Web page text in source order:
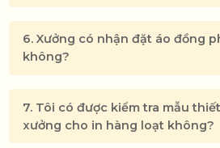
6. Xưởng có nhận đặt áo đồng
không?
7. Tôi có được kiểm tra mẫu
xưởng cho in hàng loạt không?